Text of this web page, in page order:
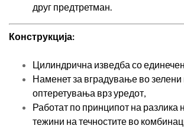
друг предтретман.
Конструкција:
Цилиндрична изведба со
Наменет за вградување во
оптеретувања врз уредот,
Работат по принципот на разлика
тежини на течностите во